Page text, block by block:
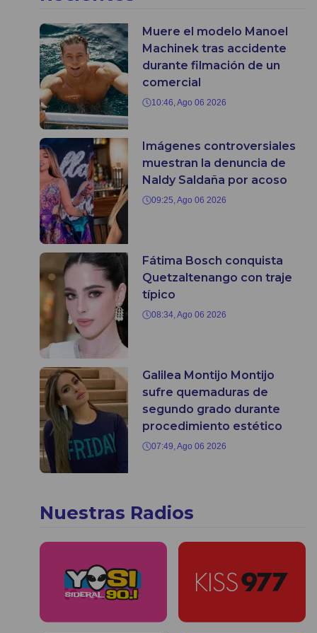
Muere el modelo Manoel
Machinek tras accidente
durante filmación de un
comercial
10:46, Ago 06 2026
Imágenes controversiales
muestran la denuncia de
Naldy Saldaña por acoso
09:25, Ago 06 2026
Fátima Bosch conquista
Quetzaltenango con traje
típico
08:34, Ago 06 2026
Galilea Montijo Montijo
sufre quemaduras de
segundo grado durante
procedimiento estético
07:49, Ago 06 2026
Nuestras Radios